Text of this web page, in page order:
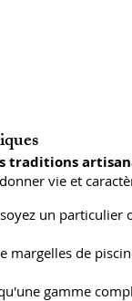
traditions
vie et
un
margelles de
gamme